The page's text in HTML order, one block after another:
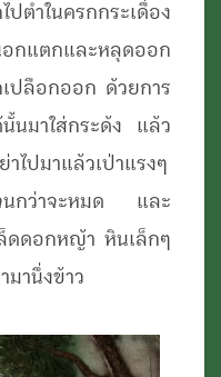
ตำในครกกระเดื่อง
อกแตกและหลุดออก
ปลือกออก ด้วยการ
นมาใส่กระด้ง แล้ว
ไปมาแล้วเป่าแรงๆ
จนกว่าจะหมด และ
ดดอกหญ้า หินเล็กๆ
านึ่งข้าว